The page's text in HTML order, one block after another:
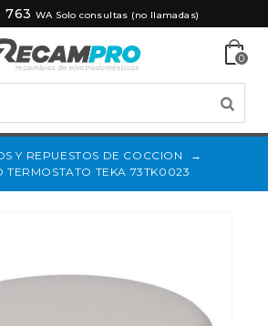
763 WA Solo consultas (no llamadas)
0
Y REPUESTOS DE COCCION
→
TERMOSTATO TEKA 73TK0023